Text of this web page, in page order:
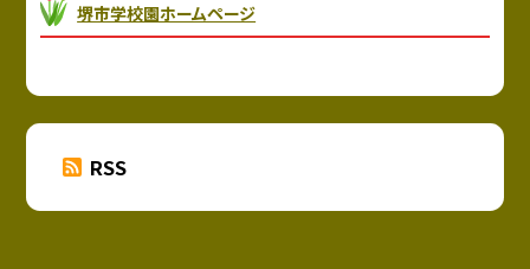
堺市学校園ホームページ
RSS